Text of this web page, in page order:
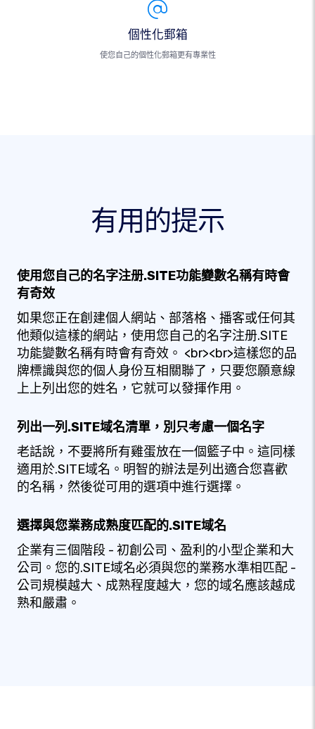
個性化郵箱
使您自己的個性化郵箱更有專業性
有用的提示
使用您自己的名字注册.SITE功能變數名稱有時會
有奇效
如果您正在創建個人網站、部落格、播客或任何其
他類似這樣的網站，使用您自己的名字注册.SITE
功能變數名稱有時會有奇效。 <br><br>這樣您的品
牌標識與您的個人身份互相關聯了，只要您願意線
上上列出您的姓名，它就可以發揮作用。
列出一列.SITE域名清單，別只考慮一個名字
老話說，不要將所有雞蛋放在一個籃子中。這同樣
適用於.SITE域名。明智的辦法是列出適合您喜歡
的名稱，然後從可用的選項中進行選擇。
選擇與您業務成熟度匹配的.SITE域名
企業有三個階段 - 初創公司、盈利的小型企業和大
公司。您的.SITE域名必須與您的業務水準相匹配 -
公司規模越大、成熟程度越大，您的域名應該越成
熟和嚴肅。